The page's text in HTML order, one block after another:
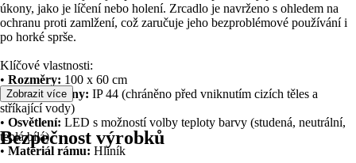
úkony, jako je líčení nebo holení. Zrcadlo je navrženo s ohledem na
ochranu proti zamlžení, což zaručuje jeho bezproblémové používání i
po horké sprše.
Klíčové vlastnosti:
• Rozměry: 100 x 60 cm
•Druh ochrany: IP 44 (chráněno před vniknutím cizích těles a
stříkající vody)
• Osvětlení: LED s možností volby teploty barvy (studená, neutrální,
teplá bílá)
• Materiál rámu: Hliník
Zobrazit více
Bezpečnost výrobků